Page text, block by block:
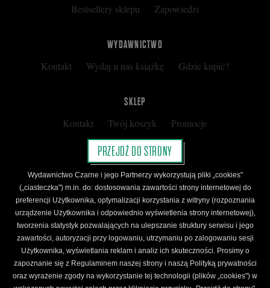
Bestsellery sklepu
Zapowiedzi
WYDAWNICTWO
Kontakt Wydaj u nas książkę Gdzie kupić?
SKLEP
Kontakt Twój koszyk
Promocje
Kup kartę podarunkową
Nota prawna
Regulamin
Polityka prywatności
Regulamin Klubu Czarnego
Regulamin Karty Podarunkowej
ŚLEDŹ CZARNE
Facebook YouTube Instagram Newsletter
PRZEJDŹ DO STRONY
Wydawnictwo Czarne i jego Partnerzy wykorzystują pliki „cookies"
(„ciasteczka") m.in. do: dostosowania zawartości strony internetowej do
preferencji Użytkownika, optymalizacji korzystania z witryny (rozpoznania
urządzenie Użytkownika i odpowiednio wyświetlenia strony internetowej),
tworzenia statystyk pozwalających na ulepszanie struktury serwisu i jego
zawartości, autoryzacji przy logowaniu, utrzymaniu po zalogowaniu sesji
Użytkownika, wyświetlania reklam i analiz ich skuteczności. Prosimy o
zapoznanie się z Regulaminem naszej strony i naszą Polityką prywatności
oraz wyrażenie zgody na wykorzystanie tej technologii (plików „cookies") w